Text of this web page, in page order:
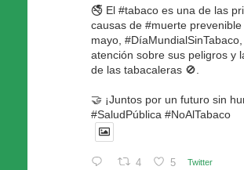
🚭 El #tabaco es una de las
causas de #muerte
mayo,
atención sobre sus peligros y
de las tabacaleras 🚫.
🤝 ¡Juntos por un futuro sin
#SaludPública #NoAlTabaco
4 5 Twitter